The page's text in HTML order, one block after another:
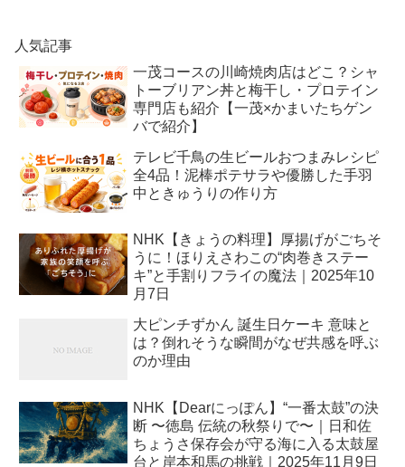
人気記事
一茂コースの川崎焼肉店はどこ？シャ
トーブリアン丼と梅干し・プロテイン
専門店も紹介【一茂×かまいたちゲン
バで紹介】
テレビ千鳥の生ビールおつまみレシピ
全4品！泥棒ポテサラや優勝した手羽
中ときゅうりの作り方
NHK【きょうの料理】厚揚げがごちそ
うに！ほりえさわこの“肉巻きステー
キ”と手割りフライの魔法｜2025年10
月7日
大ピンチずかん 誕生日ケーキ 意味と
は？倒れそうな瞬間がなぜ共感を呼ぶ
のか理由
NHK【Dearにっぽん】“一番太鼓”の決
断 〜徳島 伝統の秋祭りで〜｜日和佐
ちょうさ保存会が守る海に入る太鼓屋
台と岸本和馬の挑戦｜2025年11月9日